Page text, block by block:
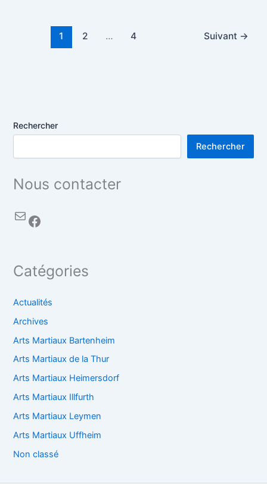
1 2 … 4 Suivant →
Rechercher
Rechercher
Nous contacter
Catégories
Actualités
Archives
Arts Martiaux Bartenheim
Arts Martiaux de la Thur
Arts Martiaux Heimersdorf
Arts Martiaux Illfurth
Arts Martiaux Leymen
Arts Martiaux Uffheim
Non classé